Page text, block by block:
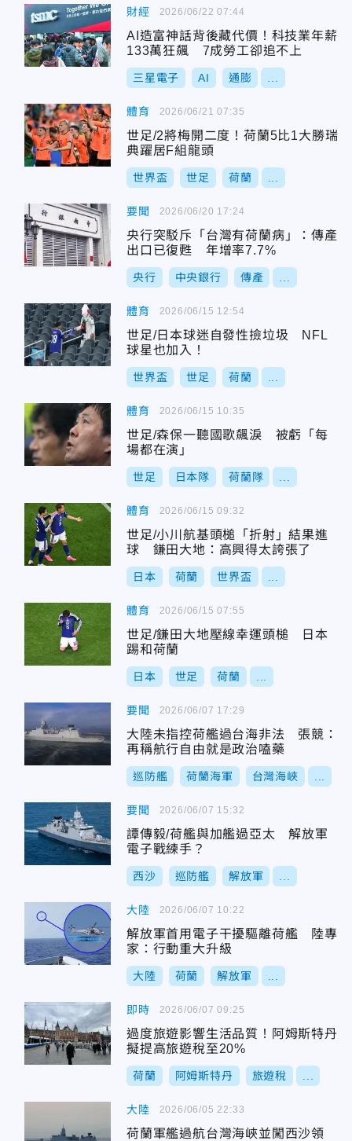
財經
AI造富神話背後藏代價！科技業年薪
133萬狂飆 7成勞工卻追不上
三星電子 AI 通膨
2026/06/22 07:44
體育
世足/2將梅開二度！荷蘭5比1大勝瑞
典躍居F組龍頭
世界盃 世足 荷蘭
2026/06/21 07:35
要聞
央行突駁斥「台灣有荷蘭病」：傳產
出口已復甦 年增率7.7%
央行 中央銀行 傳產
2026/06/20 17:24
體育
世足/日本球迷自發性撿垃圾 NFL
球星也加入！
世界盃 世足 荷蘭
2026/06/15 12:54
體育
世足/森保一聽國歌飆淚 被虧「每
場都在演」
世足 日本隊 荷蘭隊
2026/06/15 10:35
體育
世足/小川航基頭槌「折射」結果進
球 鎌田大地：高興得太誇張了
日本 荷蘭 世界盃
2026/06/15 09:32
體育
世足/鎌田大地壓線幸運頭槌 日本
踢和荷蘭
日本 世足 荷蘭
2026/06/15 07:55
要聞
大陸未指控荷艦過台海非法 張競：
再稱航行自由就是政治嗑藥
巡防艦 荷蘭海軍 台灣海峽
2026/06/07 17:29
要聞
譚傳毅/荷艦與加艦過亞太 解放軍
電子戰練手？
西沙 巡防艦 解放軍
2026/06/07 15:32
大陸
解放軍首用電子干擾驅離荷艦 陸專
家：行動重大升級
大陸 荷蘭 解放軍
2026/06/07 10:22
即時
過度旅遊影響生活品質！阿姆斯特丹
擬提高旅遊稅至20%
荷蘭 阿姆斯特丹 旅遊稅
2026/06/07 09:25
大陸
荷蘭軍艦過航台灣海峽並闖西沙領
2026/06/05 22:33